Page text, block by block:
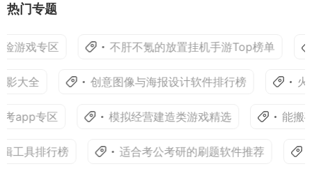
热门专题
游戏专区 不肝不氪的放置挂机手游Top榜单
大全 创意图像与海报设计软件排行榜 火
app专区 模拟经营建造类游戏精选 能搬砖
具排行榜 适合考公考研的刷题软件推荐